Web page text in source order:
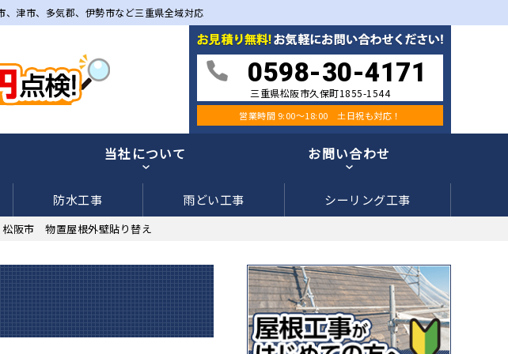
津市、多気郡、伊勢市など三重県全域対応
0598-30-4171
三重県松阪市久保町1855-1544
営業時間 9:00〜18:00 土日祝も対応！
当社について お問い合わせ
防水工事 雨どい工事 シーリング工事
松阪市 物置屋根外壁貼り替え